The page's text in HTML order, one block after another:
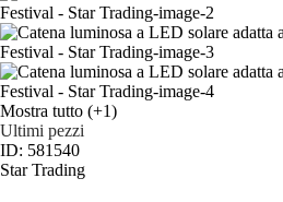
Mostra tutto (+1)
Ultimi pezzi
ID: 581540
Star Trading